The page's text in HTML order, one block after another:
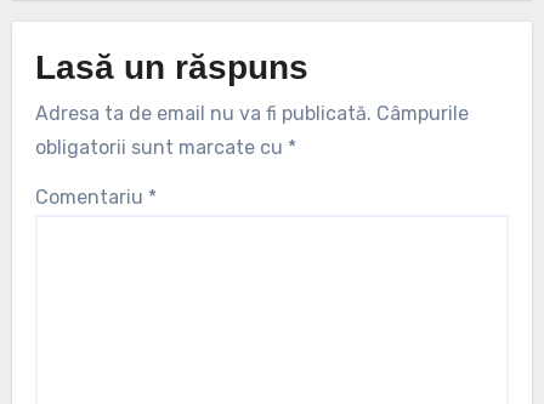
Lasă un răspuns
Adresa ta de email nu va fi publicată. Câmpurile
obligatorii sunt marcate cu *
Comentariu *